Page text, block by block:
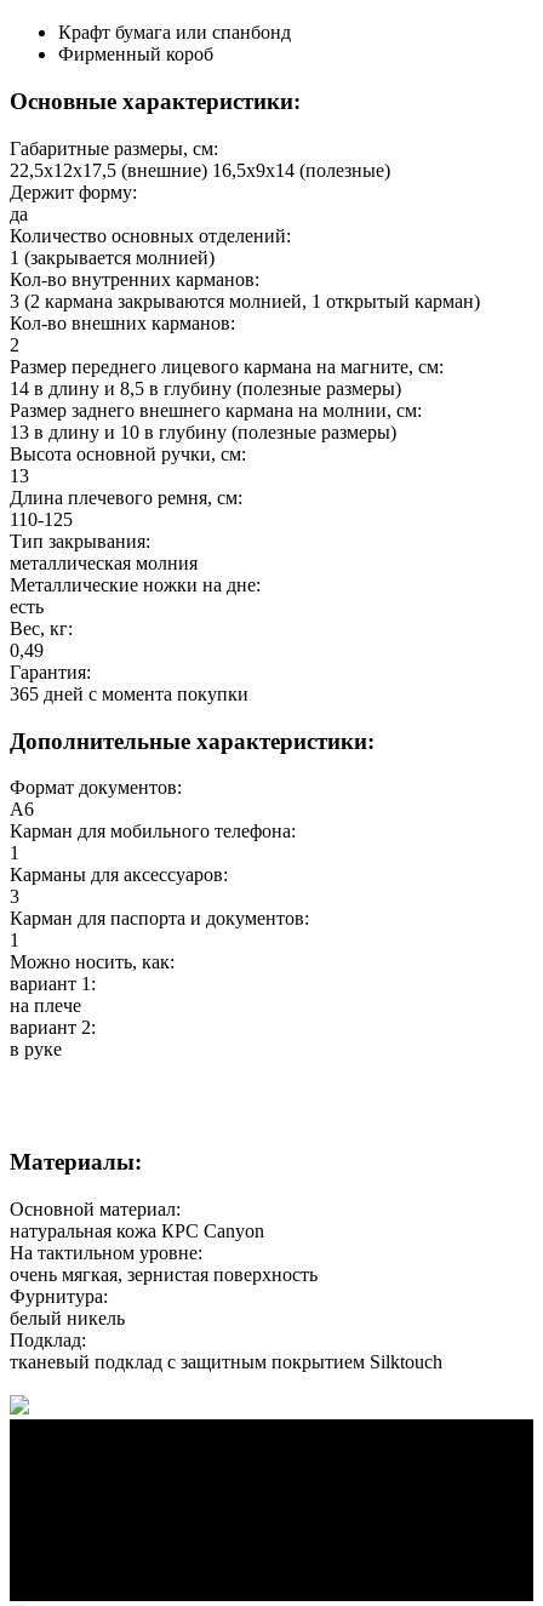
Крафт бумага или спанбонд
Фирменный короб
Основные характеристики:
Габаритные размеры, см:
22,5х12х17,5 (внешние) 16,5х9х14 (полезные)
Держит форму:
да
Количество основных отделений:
1 (закрывается молнией)
Кол-во внутренних карманов:
3 (2 кармана закрываются молнией, 1 открытый карман)
Кол-во внешних карманов:
2
Размер переднего лицевого кармана на магните, см:
14 в длину и 8,5 в глубину (полезные размеры)
Размер заднего внешнего кармана на молнии, см:
13 в длину и 10 в глубину (полезные размеры)
Высота основной ручки, см:
13
Длина плечевого ремня, см:
110-125
Тип закрывания:
металлическая молния
Металлические ножки на дне:
есть
Вес, кг:
0,49
Гарантия:
365 дней c момента покупки
Дополнительные характеристики:
Формат документов:
А6
Карман для мобильного телефона:
1
Карманы для аксессуаров:
3
Карман для паспорта и документов:
1
Можно носить, как:
вариант 1:
на плече
вариант 2:
в руке
Материалы:
Основной материал:
натуральная кожа КРС Canyon
На тактильном уровне:
очень мягкая, зернистая поверхность
Фурнитура:
белый никель
Подклад:
тканевый подклад с защитным покрытием Silktouch